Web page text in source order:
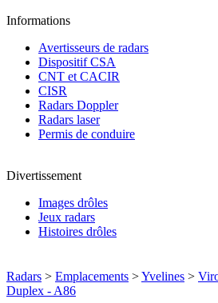
Informations
Avertisseurs de radars
Dispositif CSA
CNT et CACIR
CISR
Radars Doppler
Radars laser
Permis de conduire
Divertissement
Images drôles
Jeux radars
Histoires drôles
Radars > Emplacements >Yvelines >
Duplex - A86